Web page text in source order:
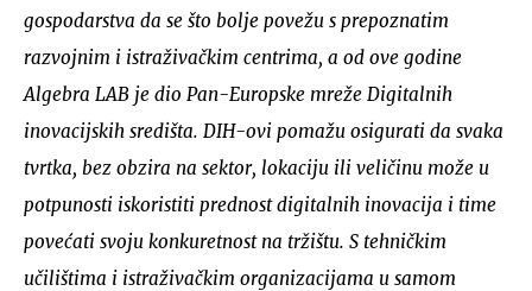
gospodarstva da se što bolje povežu s prepoznatim
razvojnim i istraživačkim centrima, a od ove godine
Algebra LAB je dio Pan-Europske mreže Digitalnih
inovacijskih središta. DIH-ovi pomažu osigurati da svaka
tvrtka, bez obzira na sektor, lokaciju ili veličinu može u
potpunosti iskoristiti prednost digitalnih inovacija i time
povećati svoju konkuretnost na tržištu. S tehničkim
učilištima i istraživačkim organizacijama u samom